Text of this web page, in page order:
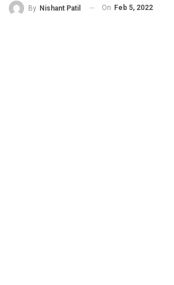
By Nishant Patil On Feb 5, 2022